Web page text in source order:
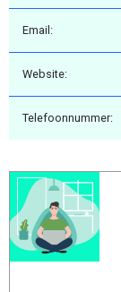
Email:
Website:
Telefoonnummer: